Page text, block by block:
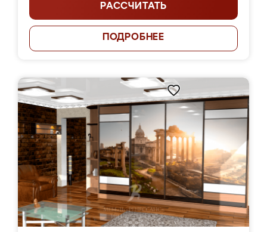
РАССЧИТАТЬ
ПОДРОБНЕЕ